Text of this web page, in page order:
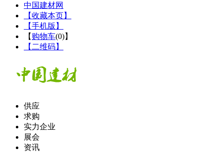
中国建材网
【收藏本页】
【手机版】
【 购物车(0)】
【二维码】
供应
求购
实力企业
展会
资讯